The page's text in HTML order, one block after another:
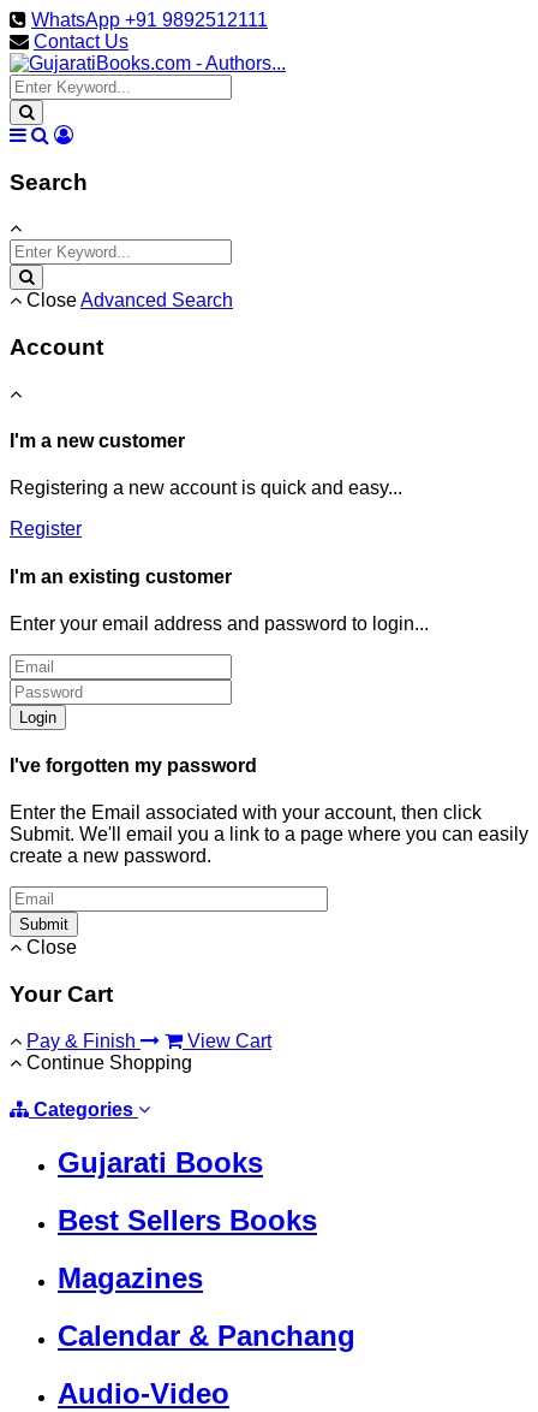
WhatsApp +91 9892512111
Contact Us
Search
CloseAdvanced Search
Account
I'm a new customer
Registering a new account is quick and easy...
Register
I'm an existing customer
Enter your email address and password to login...
Login
I've forgotten my password
Enter the Email associated with your account, then click
Submit. We'll email you a link to a page where you can easily
create a new password.
Submit
Close
Your Cart
Pay & Finish
View Cart
Continue Shopping
Categories
Gujarati Books
Best Sellers Books
Magazines
Calendar & Panchang
Audio-Video